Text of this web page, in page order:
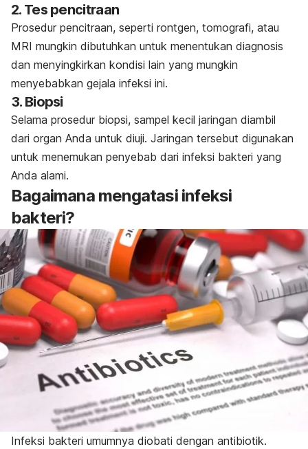
2. Tes pencitraan
Prosedur pencitraan, seperti rontgen, tomografi, atau
MRI mungkin dibutuhkan untuk menentukan diagnosis
dan menyingkirkan kondisi lain yang mungkin
menyebabkan gejala infeksi ini.
3. Biopsi
Selama prosedur biopsi, sampel kecil jaringan diambil
dari organ Anda untuk diuji. Jaringan tersebut digunakan
untuk menemukan penyebab dari infeksi bakteri yang
Anda alami.
Bagaimana mengatasi infeksi
bakteri?
Infeksi bakteri umumnya diobati dengan antibiotik.